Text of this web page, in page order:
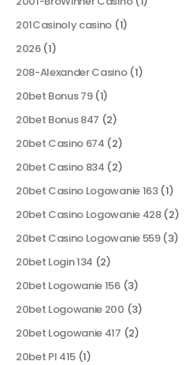
201Casinoly casino (1)
2026(1)
208-Alexander Casino(1)
20bet Bonus 79(1)
20bet Bonus 847 (2)
20bet Casino 674 (2)
20bet Casino 834 (2)
20bet Casino Logowanie 163(1)
20bet Casino Logowanie 428(2)
20bet Casino Logowanie 559(3)
20bet Login 134 (2)
20bet Logowanie 156(3)
20bet Logowanie 200 (3)
20bet Logowanie 417 (2)
20bet Pl 415 (1)